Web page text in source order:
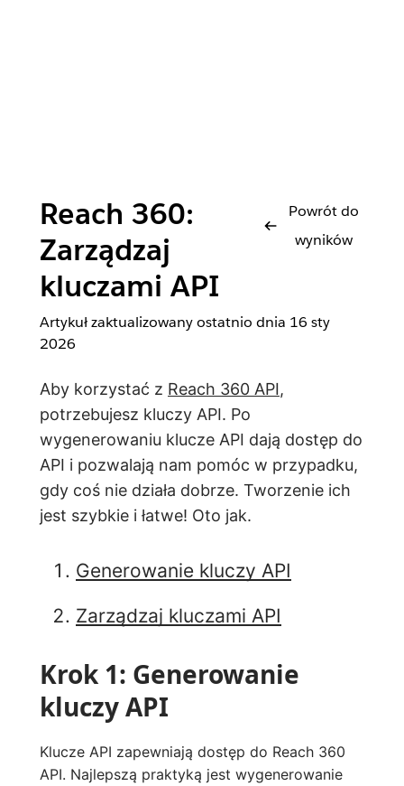
Reach 360:
Zarządzaj
kluczami API
Powrót do
wyników
Artykuł zaktualizowany ostatnio dnia 16 sty
2026
Aby korzystać z Reach 360 API,
potrzebujesz kluczy API. Po
wygenerowaniu klucze API dają dostęp do
API i pozwalają nam pomóc w przypadku,
gdy coś nie działa dobrze. Tworzenie ich
jest szybkie i łatwe! Oto jak.
Generowanie kluczy API
Zarządzaj kluczami API
Krok 1: Generowanie
kluczy API
Klucze API zapewniają dostęp do Reach 360
API. Najlepszą praktyką jest wygenerowanie